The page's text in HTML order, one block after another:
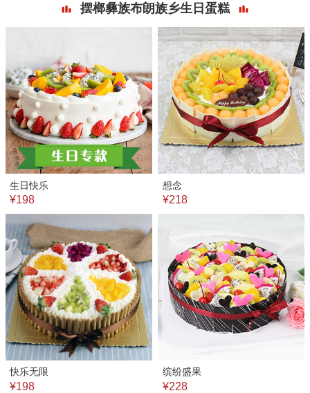
摆榔彝族布朗族乡生日蛋糕
生日快乐
¥198
想念
¥218
快乐无限
¥198
缤纷盛果
¥228